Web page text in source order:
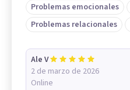
Problemas emocionales
Problemas relacionales
Ale V
2 de marzo de 2026
Online